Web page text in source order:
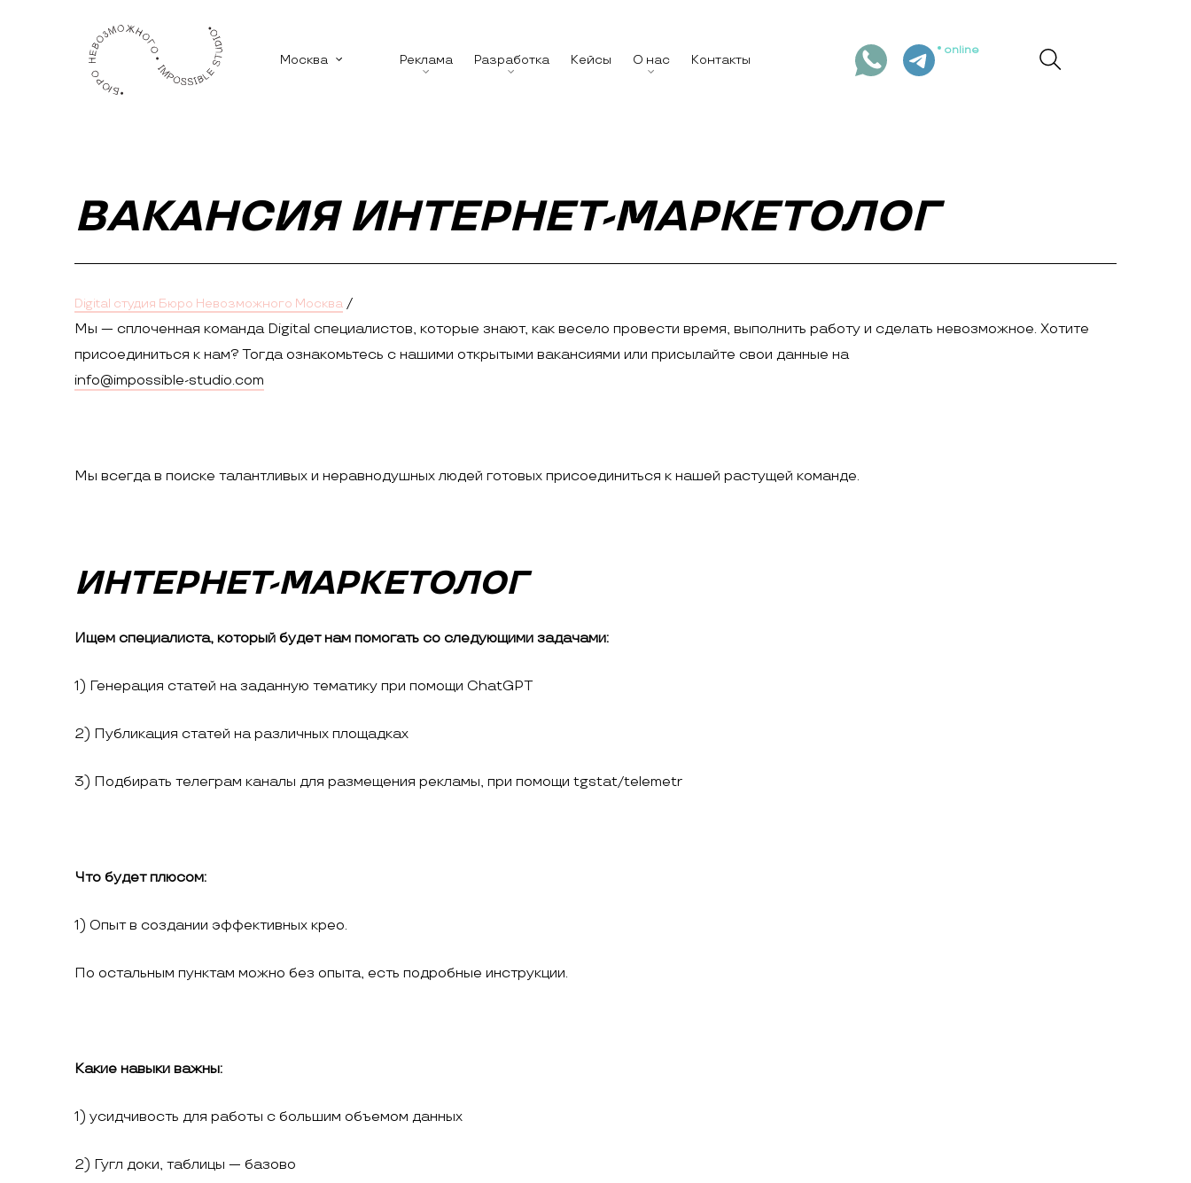
Москва Реклама Разработка Кейсы О нас Контакты
online
ВАКАНСИЯ ИНТЕРНЕТ-МАРКЕТОЛОГ
Digital студия Бюро Невозможного Москва /
Мы — сплоченная команда Digital специалистов, которые знают, как весело провести время, выполнить работу и сделать невозможное. Хотите
присоединиться к нам? Тогда ознакомьтесь с нашими открытыми вакансиями или присылайте свои данные на
info@impossible-studio.com
Мы всегда в поиске талантливых и неравнодушных людей готовых присоединиться к нашей растущей команде.
ИНТЕРНЕТ-МАРКЕТОЛОГ
Ищем специалиста, который будет нам помогать со следующими задачами:
1) Генерация статей на заданную тематику при помощи ChatGPT
2) Публикация статей на различных площадках
3) Подбирать телеграм каналы для размещения рекламы, при помощи tgstat/telemetr
Что будет плюсом:
1) Опыт в создании эффективных крео.
По остальным пунктам можно без опыта, есть подробные инструкции.
Какие навыки важны:
1) усидчивость для работы с большим объемом данных
2) Гугл доки, таблицы — базово